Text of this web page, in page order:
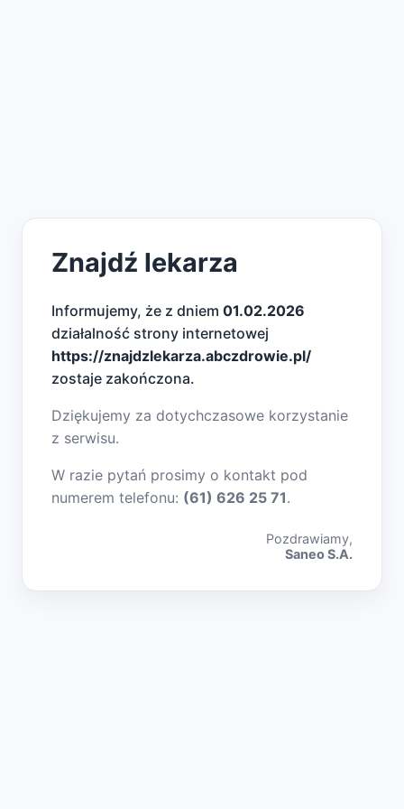
Znajdź lekarza
Informujemy, że z dniem 01.02.2026
działalność strony internetowej
https://znajdzlekarza.abczdrowie.pl/
zostaje zakończona.
Dziękujemy za dotychczasowe korzystanie
z serwisu.
W razie pytań prosimy o kontakt pod
numerem telefonu: (61) 626 25 71.
Pozdrawiamy,
Saneo S.A.